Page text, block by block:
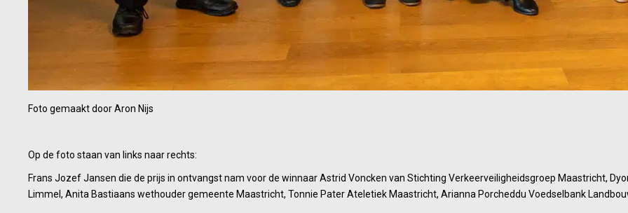
Foto gemaakt door Aron Nijs
Op de foto staan van links naar rechts:
Frans Jozef Jansen die de prijs in ontvangst nam voor de winnaar Astrid Voncken van Stichting Verkeerveiligheidsgroep Maastricht,
Limmel, Anita Bastiaans wethouder gemeente Maastricht, Tonnie Pater Ateletiek Maastricht, Arianna Porcheddu Voedselbank